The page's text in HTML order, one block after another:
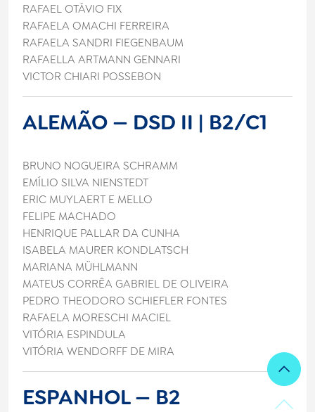
RAFAEL OTÁVIO FIX
RAFAELA OMACHI FERREIRA
RAFAELA SANDRI FIEGENBAUM
RAFAELLA ARTMANN GENNARI
VICTOR CHIARI POSSEBON
ALEMÃO — DSD II | B2/C1
BRUNO NOGUEIRA SCHRAMM
EMÍLIO SILVA NIENSTEDT
ERIC MUYLAERT E MELLO
FELIPE MACHADO
HENRIQUE PALLAR DA CUNHA
ISABELA MAURER KONDLATSCH
MARIANA MÜHLMANN
MATEUS CORRÊA GABRIEL DE OLIVEIRA
PEDRO THEODORO SCHIEFLER FONTES
RAFAELA MORESCHI MACIEL
VITÓRIA ESPINDULA
VITÓRIA WENDORFF DE MIRA
ESPANHOL — B2